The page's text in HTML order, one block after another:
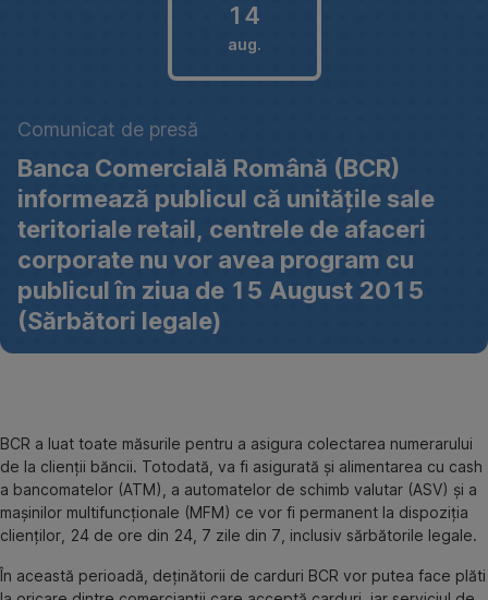
14
aug.
14
2015
Comunicat de presă
Banca Comercială Română (BCR)
informează publicul că unitățile sale
teritoriale retail, centrele de afaceri
corporate nu vor avea program cu
publicul în ziua de 15 August 2015
(Sărbători legale)
BCR a luat toate măsurile pentru a asigura colectarea numerarului
de la clienții băncii. Totodată, va fi asigurată și alimentarea cu cash
a bancomatelor (ATM), a automatelor de schimb valutar (ASV) și a
mașinilor multifuncționale (MFM) ce vor fi permanent la dispoziția
clienților, 24 de ore din 24, 7 zile din 7, inclusiv sărbătorile legale.
În această perioadă, deținătorii de carduri BCR vor putea face plăti